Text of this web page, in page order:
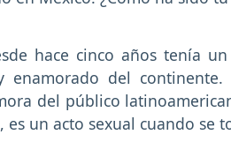
hace cinco años tenía
enamorado del
del público
es un acto sexual cuando se